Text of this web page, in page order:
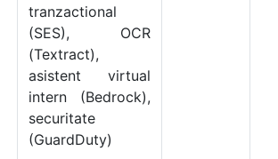
tranzactional
(SES), OCR
(Textract),
asistent virtual
intern (Bedrock),
securitate
(GuardDuty)